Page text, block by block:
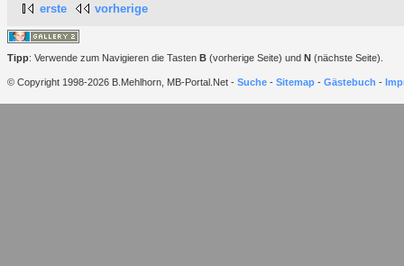
erste vorherige
Tipp: Verwende zum Navigieren die Tasten B (vorherige Seite) und N (nächste Seite).
© Copyright 1998-2026 B.Mehlhorn, MB-Portal.Net - Suche - Sitemap - Gästebuch -